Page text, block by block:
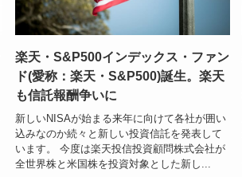
楽天・S&P500インデックス・ファン
ド(愛称：楽天・S&P500)誕生。楽天
も信託報酬争いに
新しいNISAが始まる来年に向けて各社が囲い
込みなのか続々と新しい投資信託を発表して
います。 今度は楽天投信投資顧問株式会社が
全世界株と米国株を投資対象とした新し...